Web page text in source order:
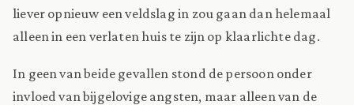
liever opnieuw een veldslag in zou gaan dan helemaal
alleen in een verlaten huis te zijn op klaarlichte dag.
In geen van beide gevallen stond de persoon onder
invloed van bijgelovige angsten, maar alleen van de